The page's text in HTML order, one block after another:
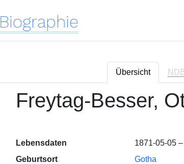
Biographie
Übersicht
Freytag-Besser,
Lebensdaten
1871-05-05
Geburtsort
Gotha